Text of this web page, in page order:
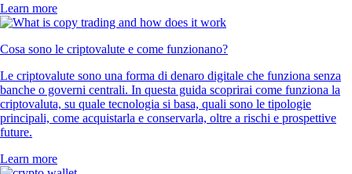
Learn more
Cosa sono le criptovalute e come funzionano?
Le criptovalute sono una forma di denaro digitale che funziona senza
banche o governi centrali. In questa guida scoprirai come funziona la
criptovaluta, su quale tecnologia si basa, quali sono le tipologie
principali, come acquistarla e conservarla, oltre a rischi e prospettive
future.
Learn more